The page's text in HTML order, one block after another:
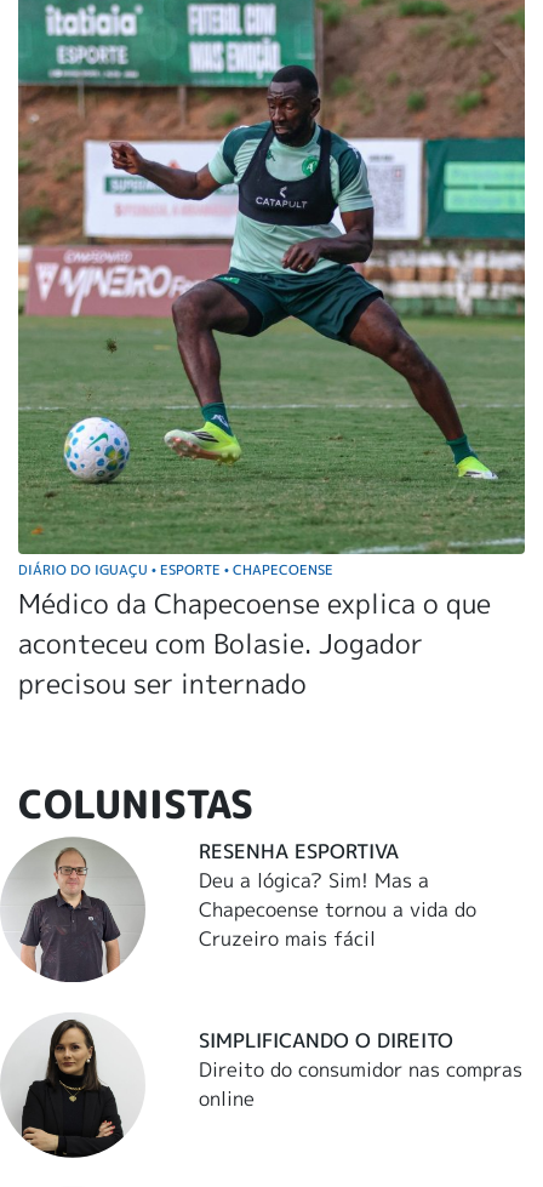
DIÁRIO DO IGUAÇU • ESPORTE • CHAPECOENSE
Médico da Chapecoense explica o que
aconteceu com Bolasie. Jogador
precisou ser internado
COLUNISTAS
RESENHA ESPORTIVA
Deu a lógica? Sim! Mas a
Chapecoense tornou a vida do
Cruzeiro mais fácil
SIMPLIFICANDO O DIREITO
Direito do consumidor nas compras
online